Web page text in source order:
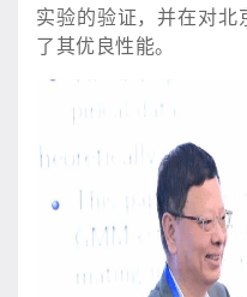
实验的验证，并在对北
了其优良性能。